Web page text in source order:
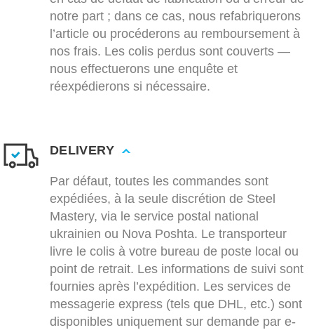
notre part ; dans ce cas, nous refabriquerons
l’article ou procéderons au remboursement à
nos frais. Les colis perdus sont couverts —
nous effectuerons une enquête et
réexpédierons si nécessaire.
DELIVERY
Par défaut, toutes les commandes sont
expédiées, à la seule discrétion de Steel
Mastery, via le service postal national
ukrainien ou Nova Poshta. Le transporteur
livre le colis à votre bureau de poste local ou
point de retrait. Les informations de suivi sont
fournies après l’expédition. Les services de
messagerie express (tels que DHL, etc.) sont
disponibles uniquement sur demande par e-